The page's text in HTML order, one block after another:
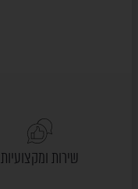
שירות ומקצועיות